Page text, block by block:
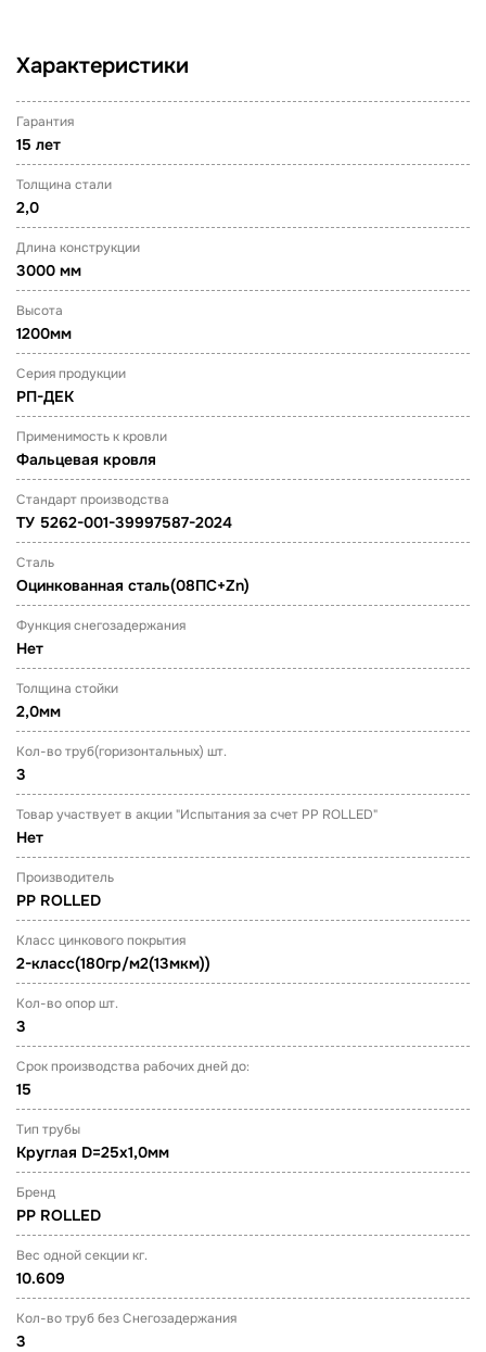
Характеристики
Гарантия
15 лет
Толщина стали
2,0
Длина конструкции
3000 мм
Высота
1200мм
Серия продукции
РП-ДЕК
Применимость к кровли
Фальцевая кровля
Стандарт производства
ТУ 5262-001-39997587-2024
Сталь
Оцинкованная сталь(08ПС+Zn)
Функция снегозадержания
Нет
Толщина стойки
2,0мм
Кол-во труб(горизонтальных) шт.
3
Товар участвует в акции "Испытания за счет PP ROLLED"
Нет
Производитель
PP ROLLED
Класс цинкового покрытия
2-класс(180гр/м2(13мкм))
Кол-во опор шт.
3
Срок производства рабочих дней до:
15
Тип трубы
Круглая D=25х1,0мм
Бренд
PP ROLLED
Вес одной секции кг.
10.609
Кол-во труб без Снегозадержания
3